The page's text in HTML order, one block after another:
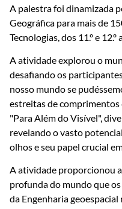
A palestra foi dinamizada
Geográfica para mais de
Tecnologias, dos 11.º e 12.º
A atividade explorou o
desafiando os
nosso mundo se
estreitas de comprimentos
"Para Além do Visível",
revelando o vasto
olhos e seu papel crucial
A atividade proporcionou
profunda do mundo que
da Engenharia